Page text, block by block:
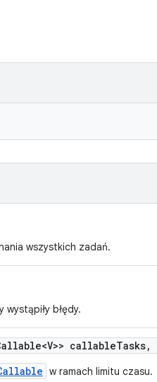
wszystkich zadań.
błędy.
callableTasks,
w ramach limitu czasu.